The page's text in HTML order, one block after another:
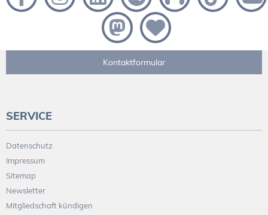
Kontaktformular
SERVICE
Datenschutz
Impressum
Sitemap
Newsletter
Mitgliedschaft kündigen